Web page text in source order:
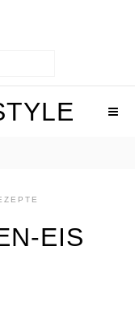
EIS